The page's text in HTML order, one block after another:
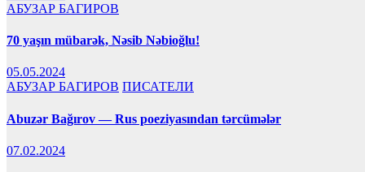
АБУЗАР БАГИРОВ
70 yaşın mübarək, Nəsib Nəbioğlu!
05.05.2024
АБУЗАР БАГИРОВ ПИСАТЕЛИ
Abuzər Bağırov — Rus poeziyasından tərcümələr
07.02.2024